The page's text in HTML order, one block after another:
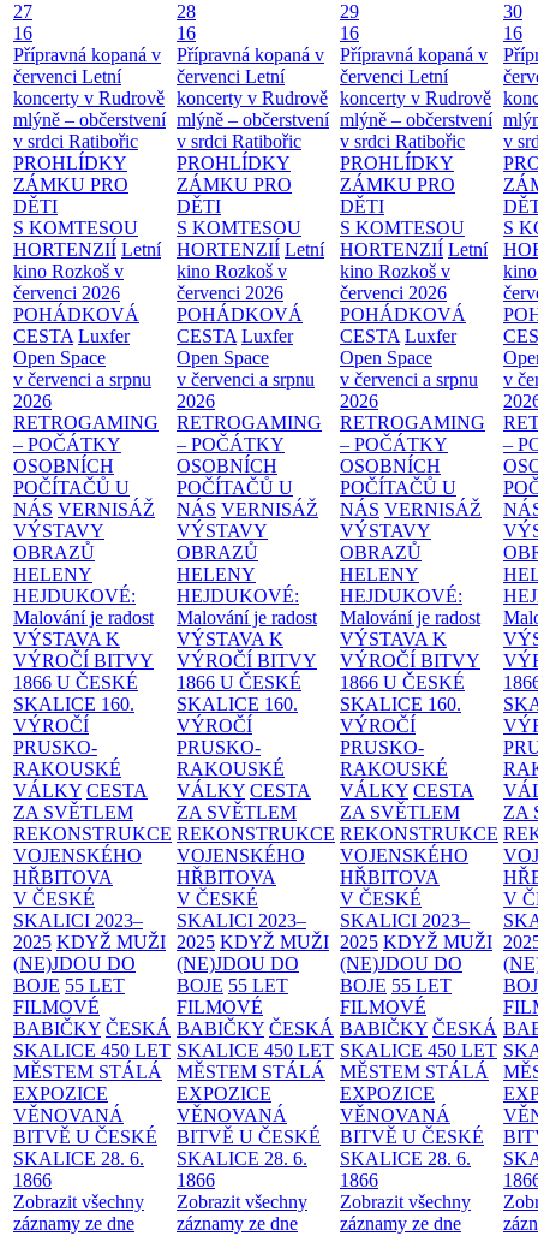
27
16
Přípravná kopaná v
červenci Letní
koncerty v Rudrově
mlýně – občerstvení
v srdci Ratibořic
PROHLÍDKY
ZÁMKU PRO
DĚTI
S KOMTESOU
HORTENZIÍ Letní
kino Rozkoš v
červenci 2026
POHÁDKOVÁ
CESTA Luxfer
Open Space
v červenci a srpnu
2026
RETROGAMING
– POČÁTKY
OSOBNÍCH
POČÍTAČŮ U
NÁS VERNISÁŽ
VÝSTAVY
OBRAZŮ
HELENY
HEJDUKOVÉ:
Malování je radost
VÝSTAVA K
VÝROČÍ BITVY
1866 U ČESKÉ
SKALICE 160.
VÝROČÍ
PRUSKO-
RAKOUSKÉ
VÁLKY CESTA
ZA SVĚTLEM
REKONSTRUKCE
VOJENSKÉHO
HŘBITOVA
V ČESKÉ
SKALICI 2023–
2025 KDYŽ MUŽI
(NE)JDOU DO
BOJE 55 LET
FILMOVÉ
BABIČKY ČESKÁ
SKALICE 450 LET
MĚSTEM STÁLÁ
EXPOZICE
VĚNOVANÁ
BITVĚ U ČESKÉ
SKALICE 28. 6.
1866
Zobrazit všechny
záznamy ze dne
28
16
Přípravná kopaná v
červenci Letní
koncerty v Rudrově
mlýně – občerstvení
v srdci Ratibořic
PROHLÍDKY
ZÁMKU PRO
DĚTI
S KOMTESOU
HORTENZIÍ Letní
kino Rozkoš v
červenci 2026
POHÁDKOVÁ
CESTA Luxfer
Open Space
v červenci a srpnu
2026
RETROGAMING
– POČÁTKY
OSOBNÍCH
POČÍTAČŮ U
NÁS VERNISÁŽ
VÝSTAVY
OBRAZŮ
HELENY
HEJDUKOVÉ:
Malování je radost
VÝSTAVA K
VÝROČÍ BITVY
1866 U ČESKÉ
SKALICE 160.
VÝROČÍ
PRUSKO-
RAKOUSKÉ
VÁLKY CESTA
ZA SVĚTLEM
REKONSTRUKCE
VOJENSKÉHO
HŘBITOVA
V ČESKÉ
SKALICI 2023–
2025 KDYŽ MUŽI
(NE)JDOU DO
BOJE 55 LET
FILMOVÉ
BABIČKY ČESKÁ
SKALICE 450 LET
MĚSTEM STÁLÁ
EXPOZICE
VĚNOVANÁ
BITVĚ U ČESKÉ
SKALICE 28. 6.
1866
Zobrazit všechny
záznamy ze dne
29
16
Přípravná kopaná v
červenci Letní
koncerty v Rudrově
mlýně – občerstvení
v srdci Ratibořic
PROHLÍDKY
ZÁMKU PRO
DĚTI
S KOMTESOU
HORTENZIÍ Letní
kino Rozkoš v
červenci 2026
POHÁDKOVÁ
CESTA Luxfer
Open Space
v červenci a srpnu
2026
RETROGAMING
– POČÁTKY
OSOBNÍCH
POČÍTAČŮ U
NÁS VERNISÁŽ
VÝSTAVY
OBRAZŮ
HELENY
HEJDUKOVÉ:
Malování je radost
VÝSTAVA K
VÝROČÍ BITVY
1866 U ČESKÉ
SKALICE 160.
VÝROČÍ
PRUSKO-
RAKOUSKÉ
VÁLKY CESTA
ZA SVĚTLEM
REKONSTRUKCE
VOJENSKÉHO
HŘBITOVA
V ČESKÉ
SKALICI 2023–
2025 KDYŽ MUŽI
(NE)JDOU DO
BOJE 55 LET
FILMOVÉ
BABIČKY ČESKÁ
SKALICE 450 LET
MĚSTEM STÁLÁ
EXPOZICE
VĚNOVANÁ
BITVĚ U ČESKÉ
SKALICE 28. 6.
1866
Zobrazit všechny
záznamy ze dne
30
16
v
S
v
–
ZA
V